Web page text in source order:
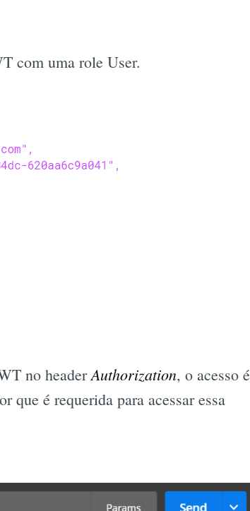
com uma role User.
no headerAuthorization, o acesso é
que é requerida para acessar essa